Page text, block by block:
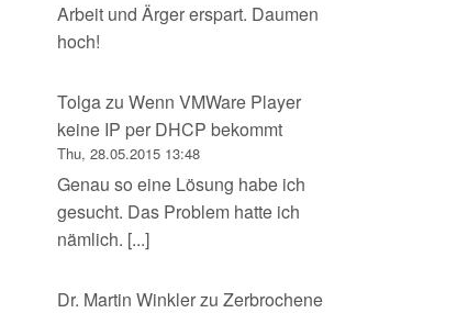
Arbeit und Ärger erspart. Daumen
hoch!
Tolgazu Wenn VMWare Player
keine IP per DHCP bekommt
Thu, 28.05.2015 13:48
Genau so eine Lösung habe ich
gesucht. Das Problem hatte ich
nämlich. [...]
Dr. Martin Winklerzu Zerbrochene